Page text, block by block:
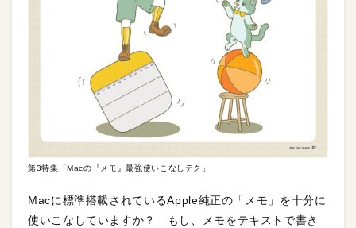
第3特集「Macの『メモ』最強使いこなしテク」
Macに標準搭載されているApple純正の「メモ」を十分に
使いこなしていますか？ もし、メモをテキストで書き